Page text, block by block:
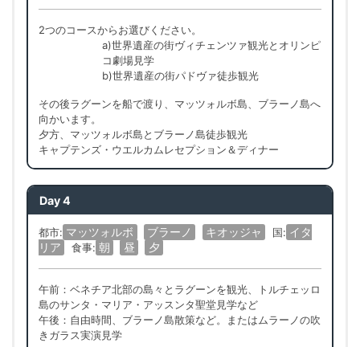
2つのコースからお選びください。
a)世界遺産の街ヴィチェンツァ観光とオリンピ
コ劇場見学
b)世界遺産の街パドヴァ徒歩観光
その後ラグーンを船で渡り、マッツォルボ島、ブラーノ島へ
向かいます。
夕方、マッツォルボ島とブラーノ島徒歩観光
キャプテンズ・ウエルカムレセプション＆ディナー
Day 4
都市: マッツォルボ ブラーノ キオッジャ 国: イタ
リア
食事: 朝 昼 夕
午前：ベネチア北部の島々とラグーンを観光、トルチェッロ
島のサンタ・マリア・アッスンタ聖堂見学など
午後：自由時間、ブラーノ島散策など。またはムラーノの吹
きガラス実演見学